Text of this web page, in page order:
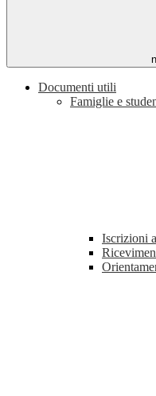
Documenti utili
Famiglie e
Iscrizioni